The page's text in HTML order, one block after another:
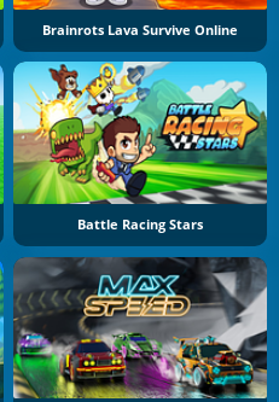
Brainrots Lava Survive Online
Battle Racing Stars